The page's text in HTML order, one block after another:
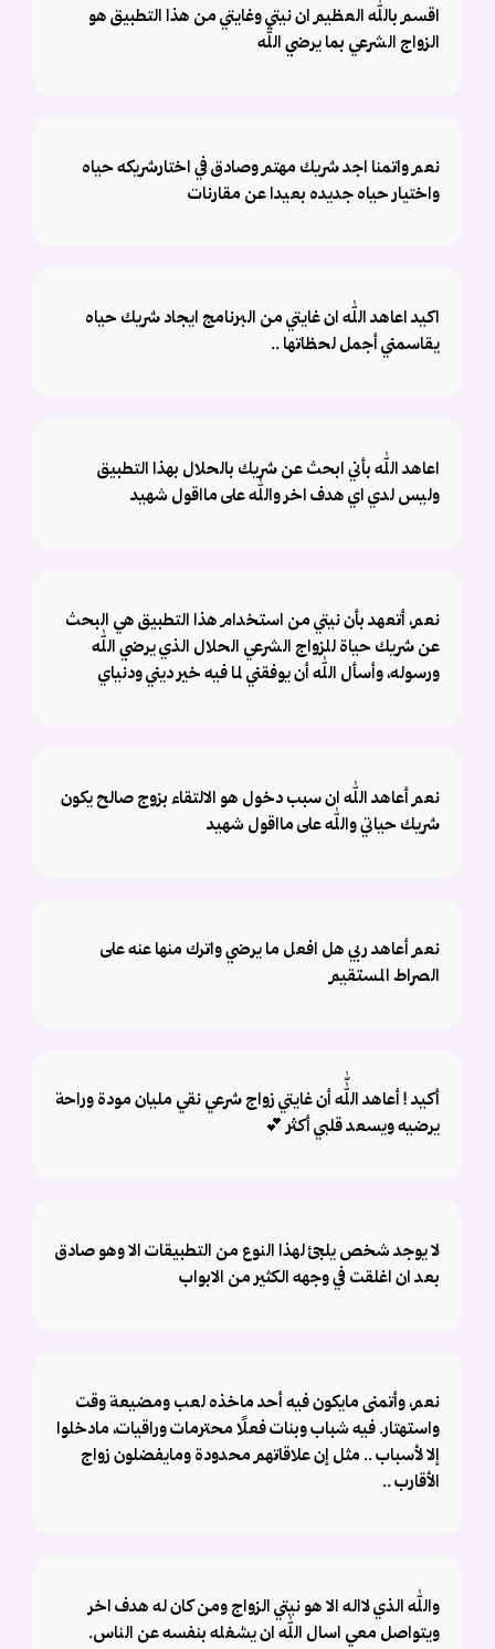
اقسم بالله العظيم ان نيتي وغايتي من هذا التطبيق هو
الزواج الشرعي بما يرضي الله
نعم واتمنا اجد شريك مهتم وصادق في اختارشريكه حياه
واختيار حياه جديده بعيدا عن مقارنات
اكيد اعاهد الله ان غايتي من البرنامج ايجاد شريك حياه
يقاسمني أجمل لحظاتها ..
اعاهد الله بأني ابحث عن شريك بالحلال بهذا التطبيق
وليس لدي اي هدف اخر والله على مااقول شهيد
نعم، أتعهد بأن نيتي من استخدام هذا التطبيق هي البحث
عن شريك حياة للزواج الشرعي الحلال الذي يرضي الله
ورسوله، وأسأل الله أن يوفقني لما فيه خير ديني ودنياي
نعم أعاهد الله ان سبب دخول هو الالتقاء بزوج صالح يكون
شريك حياتي والله على مااقول شهيد
نعم أعاهد ربي ‏هل افعل ما يرضي واترك منها عنه على
الصراط المستقيم
أكيد ! أعاهد اللّٰه أن غايتي زواج شرعي نقي مليان مودة وراحة
يرضيه ويسعد قلبي أكثر 💕
لا يوجد شخص يلجئ لهذا النوع من التطبيقات الا وهو صادق
بعد ان اغلقت في وجهه الكثير من الابواب
نعم، وأتمنى مايكون فيه أحد ماخذه لعب ومضيعة وقت
واستهتار. فيه شباب وبنات فعلًا محترمات وراقيات، مادخلوا
إلا لأسباب .. مثل إن علاقاتهم محدودة ومايفضلون زواج
الأقارب ..
والله الذي لااله الا هو نيتي الزواج ومن كان له هدف اخر
ويتواصل معي اسال الله ان يشغله بنفسه عن الناس.